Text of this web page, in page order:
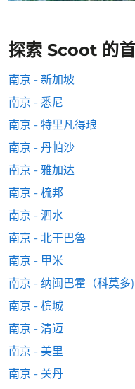
探索 Scoot 的
南京 - 新加坡
南京 - 悉尼
南京 - 特里凡得琅
南京 - 丹帕沙
南京 - 雅加达
南京 - 梳邦
南京 - 泗水
南京 - 北干巴魯
南京 - 甲米
南京 - 纳闽巴霍（科莫多)
南京 - 槟城
南京 - 清迈
南京 - 美里
南京 - 关丹